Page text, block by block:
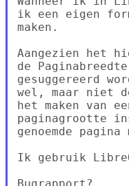
ik een eigen
maken.
Aangezien het
de
gesuggereerd
wel, maar niet
het maken van
paginagrootte
genoemde pagina
Ik gebruik